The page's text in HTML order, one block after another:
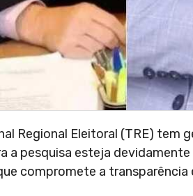
Regional Eleitoral (TRE) tem
pesquisa esteja
compromete a